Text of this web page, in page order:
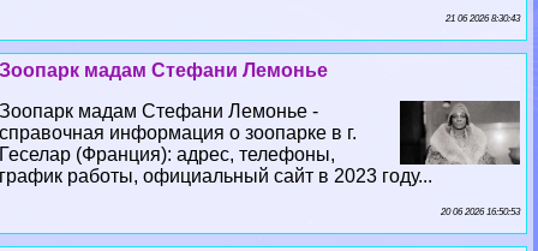
21 06 2026 8:30:43
Зоопарк мадам Стефани Лемонье
Зоопарк мадам Стефани Лемонье -
справочная информация о зоопарке в г.
Геселар (Франция): адрес, телефоны,
график работы, официальный сайт в 2023 году...
20 06 2026 16:50:53